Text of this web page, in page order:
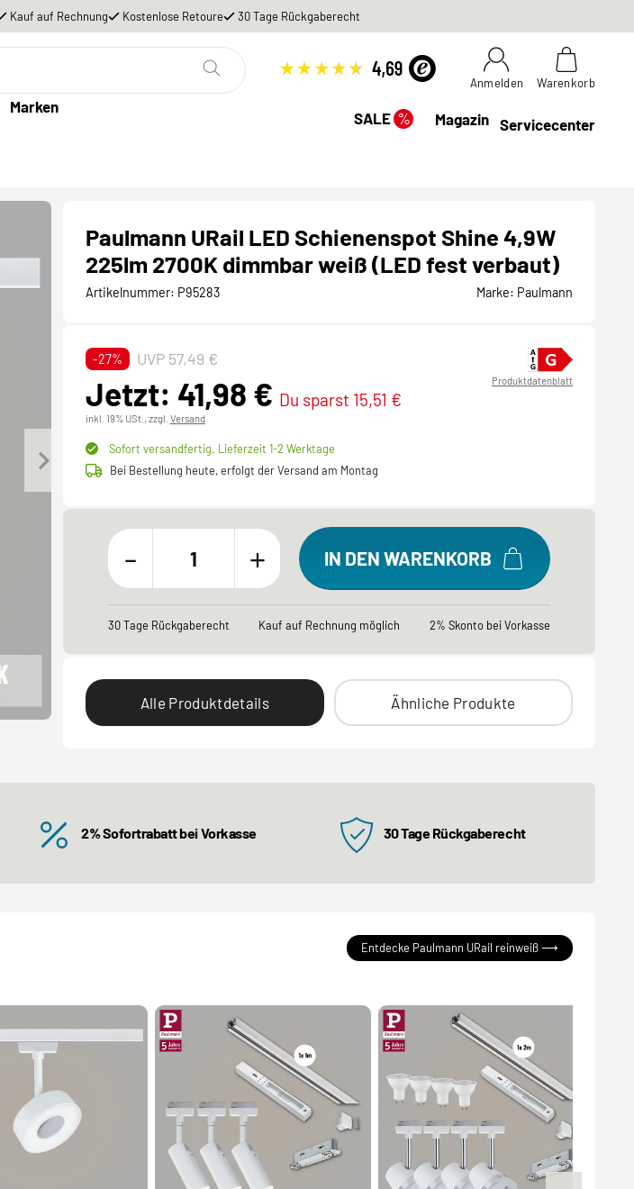
Kauf auf Rechnung Kostenlose Retoure 30 Tage Rückgaberecht
Anmelden Warenkorb
Marken
SALE% Magazin Servicecenter
Paulmann URail LED Schienenspot Shine 4,9W
225lm 2700K dimmbar weiß (LED fest verbaut)
Artikelnummer: P95283 Marke: Paulmann
-27% UVP 57,49 €
Jetzt: 41,98 € Du sparst 15,51 €
inkl. 19% USt., zzgl. Versand
Produktdatenblatt
Sofort versandfertig, Lieferzeit 1-2 Werktage
Bei Bestellung heute, erfolgt der Versand am Montag
- + IN DEN WARENKORB
30 Tage Rückgaberecht Kauf auf Rechnung möglich 2% Skonto bei Vorkasse
Alle Produktdetails Ähnliche Produkte
2% Sofortrabatt bei Vorkasse 30 Tage Rückgaberecht
Entdecke Paulmann URail reinweiß ⟶